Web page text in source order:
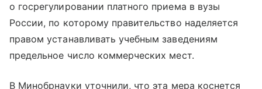
о госрегулировании платного приема в вузы
России, по которому правительство наделяется
правом устанавливать учебным заведениям
предельное число коммерческих мест.
В Минобрнауки уточнили, что эта мера коснется